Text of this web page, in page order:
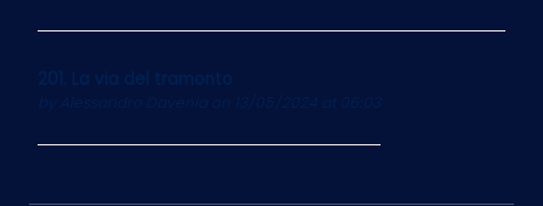
201. La via del tramonto
on 13/05/2024 at 06:03